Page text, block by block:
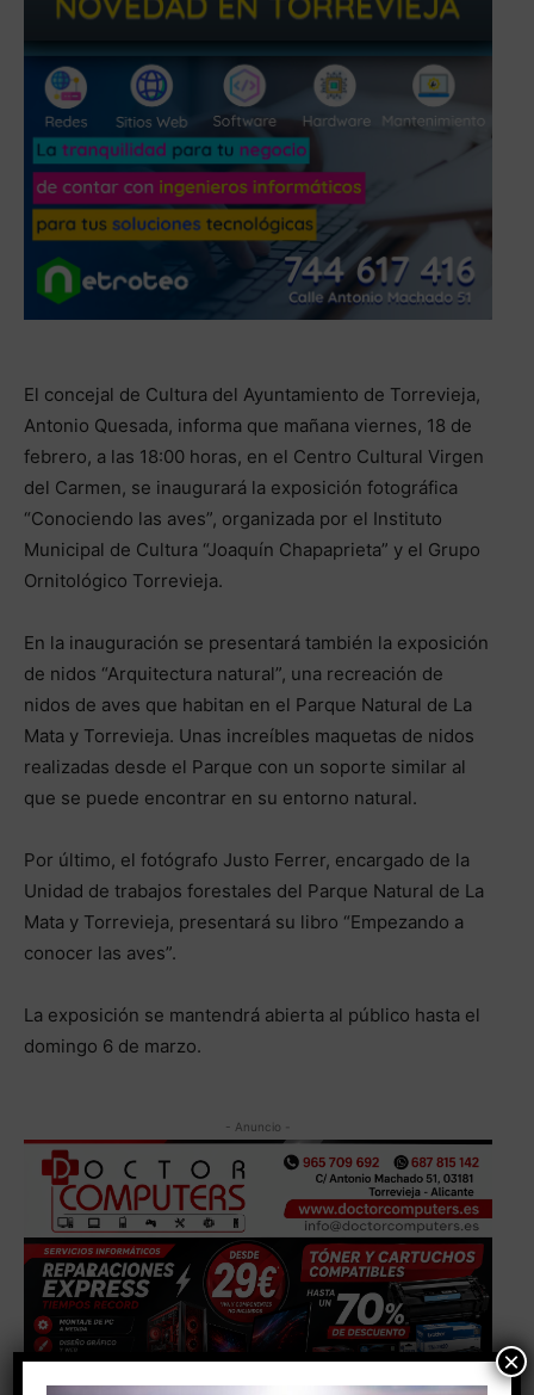
El concejal de Cultura del Ayuntamiento de Torrevieja,
Antonio Quesada, informa que mañana viernes, 18 de
febrero, a las 18:00 horas, en el Centro Cultural Virgen
del Carmen, se inaugurará la exposición fotográfica
“Conociendo las aves”, organizada por el Instituto
Municipal de Cultura “Joaquín Chapaprieta” y el Grupo
Ornitológico Torrevieja.
En la inauguración se presentará también la exposición
de nidos “Arquitectura natural”, una recreación de
nidos de aves que habitan en el Parque Natural de La
Mata y Torrevieja. Unas increíbles maquetas de nidos
realizadas desde el Parque con un soporte similar al
que se puede encontrar en su entorno natural.
Por último, el fotógrafo Justo Ferrer, encargado de la
Unidad de trabajos forestales del Parque Natural de La
Mata y Torrevieja, presentará su libro “Empezando a
conocer las aves”.
La exposición se mantendrá abierta al público hasta el
domingo 6 de marzo.
- Anuncio -
×